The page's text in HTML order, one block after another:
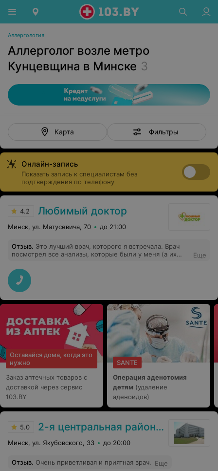
Аллергология
Аллерголог возле метро
Кунцевщина в Минске 3
Карта Фильтры
Онлайн-запись
Показать запись к специалистам без
подтверждения по телефону
4.2 Любимый доктор
Минск, ул. Матусевича, 70 до 21:00
Отзыв. Это лучший врач, которого я встречала. Врач
посмотрел все анализы, которые были у меня (а их
рекомендации. Не было спешки, все спокойно. Теперь
только к ней буду ходить. Спасибо большое, Татьяна
Викторовна. Рекомендую!
Еще
Оставайся дома, когда это
нужно
Заказ аптечных товаров с
доставкой через сервис
103.BY
SANTE
Операция аденотомия
детям (удаление
аденоидов)
5.0 2-я центральная районная поликлиника Фрунзенского района
Минск, ул. Якубовского, 33 до 20:00
Отзыв. Очень приветливая и приятная врач. Еще